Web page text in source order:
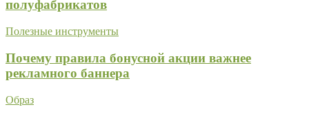
полуфабрикатов
Полезные инструменты
Почему правила бонусной акции важнее
рекламного баннера
Образ